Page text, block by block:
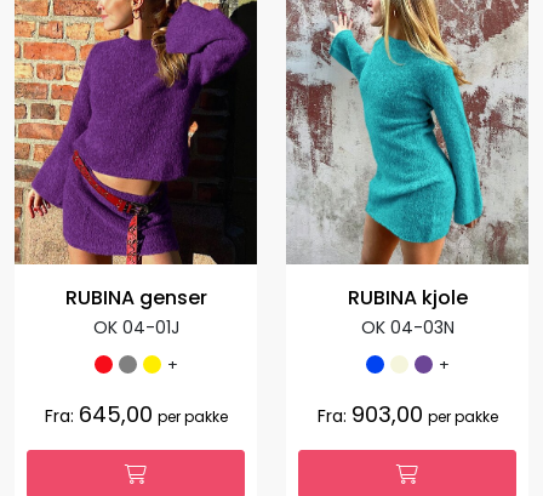
RUBINA genser
OK 04-01J
+
Fra: 645,00 per pakke
RUBINA kjole
OK 04-03N
+
Fra: 903,00 per pakke